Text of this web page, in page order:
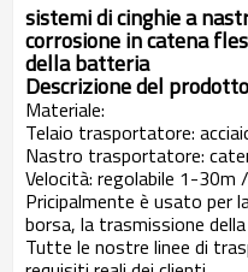
sistemi di cinghie a
corrosione in catena
dellabatteria
Descrizione del prodotto
Materiale:
Telaio trasportatore:
Nastro trasportatore:
Velocità: regolabile 1-30m
Pricipalmente è usato per
borsa, la trasmissione
Tutte le nostre linee di